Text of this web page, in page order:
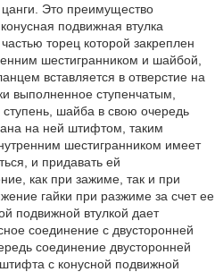
Это преимущество
подвижная втулка
торец которой закреплен
шестигранником и шайбой,
вставляется в отверстие на
выполненное ступенчатым,
шайба в свою очередь
на ней штифтом, таким
шестигранником имеет
и придавать ей
как при зажиме, так и при
гайки при разжиме за счет ее
подвижной втулкой дает
соединение с двусторонней
соединение двусторонней
с конусной подвижной